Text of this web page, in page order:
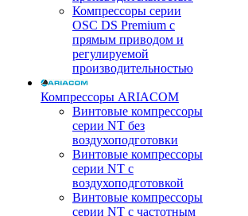
Компрессоры серии
OSC DS Premium с
прямым приводом и
регулируемой
производительностью
Компрессоры ARIACOM
Винтовые компрессоры
серии NT без
воздухоподготовки
Винтовые компрессоры
серии NT c
воздухоподготовкой
Винтовые компрессоры
серии NT с частотным